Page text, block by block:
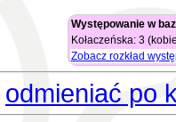
Występowanie w
Kołaczeńska: 3
Zobacz rozkład
odmieniać po